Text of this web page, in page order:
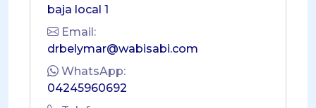
baja local 1
Email:
drbelymar@wabisabi.com
WhatsApp:
04245960692